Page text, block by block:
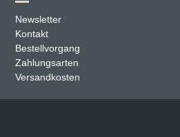
Newsletter
Kontakt
Bestellvorgang
Zahlungsarten
Versandkosten